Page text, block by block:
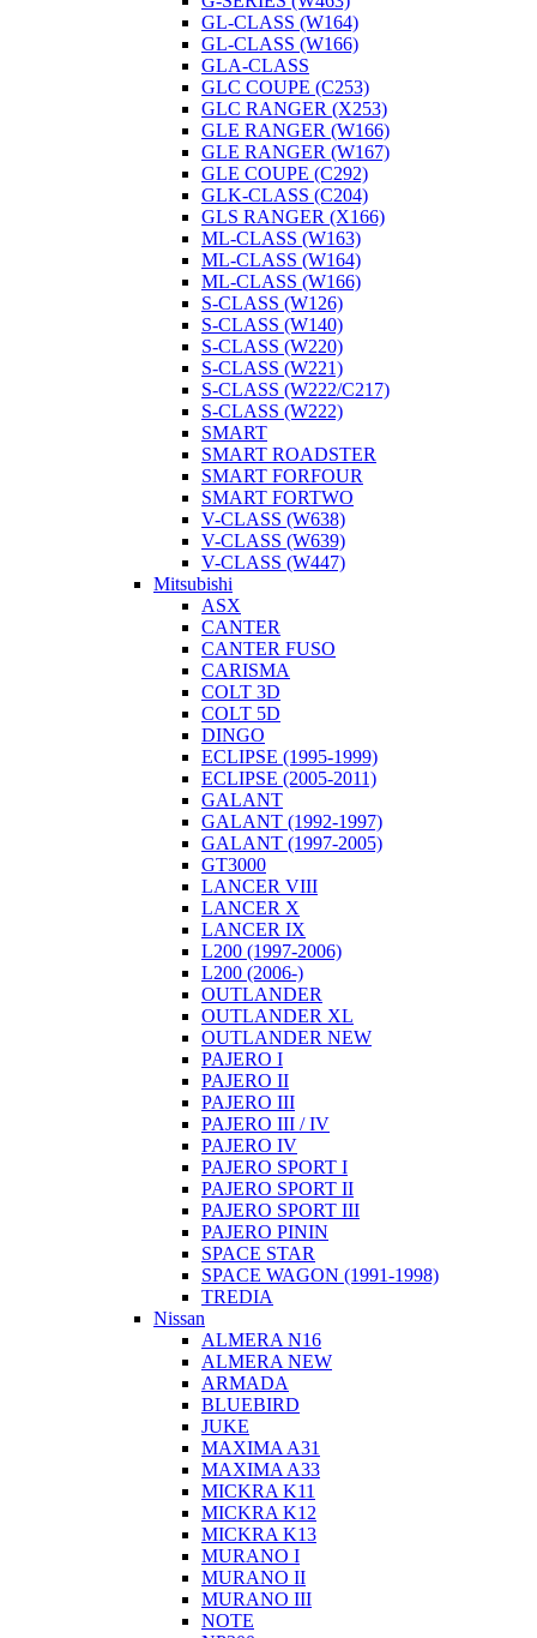
GL-CLASS (W164)
GL-CLASS (W166)
GLA-CLASS
GLC COUPE (C253)
GLC RANGER (X253)
GLE RANGER (W166)
GLE RANGER (W167)
GLE COUPE (C292)
GLK-CLASS (С204)
GLS RANGER (X166)
ML-CLASS (W163)
ML-CLASS (W164)
ML-CLASS (W166)
S-CLASS (W126)
S-CLASS (W140)
S-CLASS (W220)
S-CLASS (W221)
S-CLASS (W222/C217)
S-CLASS (W222)
SMART
SMART ROADSTER
SMART FORFOUR
SMART FORTWO
V-CLASS (W638)
V-CLASS (W639)
V-CLASS (W447)
Mitsubishi
ASX
CANTER
CANTER FUSO
CARISMA
COLT 3D
COLT 5D
DINGO
ECLIPSE (1995-1999)
ECLIPSE (2005-2011)
GALANT
GALANT (1992-1997)
GALANT (1997-2005)
GT3000
LANCER VIII
LANCER X
LANCER IX
L200 (1997-2006)
L200 (2006-)
OUTLANDER
OUTLANDER XL
OUTLANDER NEW
PAJERO I
PAJERO II
PAJERO III
PAJERO III / IV
PAJERO IV
PAJERO SPORT I
PAJERO SPORT II
PAJERO SPORT III
PAJERO PININ
SPACE STAR
SPACE WAGON (1991-1998)
TREDIA
Nissan
ALMERA N16
ALMERA NEW
ARMADA
BLUEBIRD
JUKE
MAXIMA A31
MAXIMA A33
MICKRA K11
MICKRA K12
MICKRA K13
MURANO I
MURANO II
MURANO III
NOTE